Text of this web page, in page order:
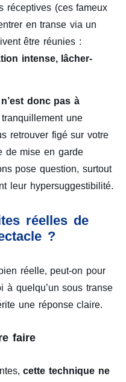
réceptives (ces fameux
en transe via un
être réunies :
intense, lâcher-
donc pas à
une
retrouver figé sur votre
de mise en garde
pose question, surtout
leur hypersuggestibilité.
réelles de
?
réelle, peut-on pour
à quelqu’un sous transe
une réponse claire.
faire
cette technique ne